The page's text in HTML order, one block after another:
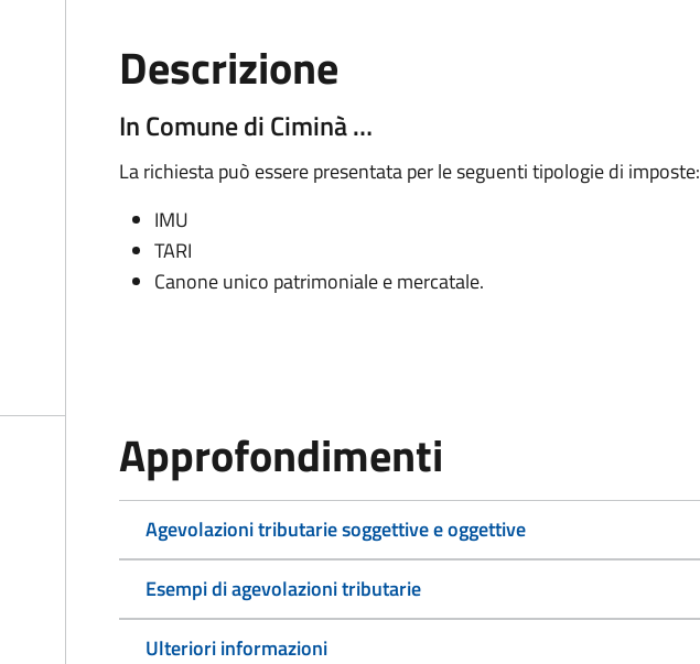
Descrizione
In Comune di Ciminà …
La richiesta può essere presentata per le seguenti tipologie di imposte:
IMU
TARI
Canone unico patrimoniale e mercatale.
Approfondimenti
Agevolazioni tributarie soggettive e oggettive
Esempi di agevolazioni tributarie
Ulteriori informazioni